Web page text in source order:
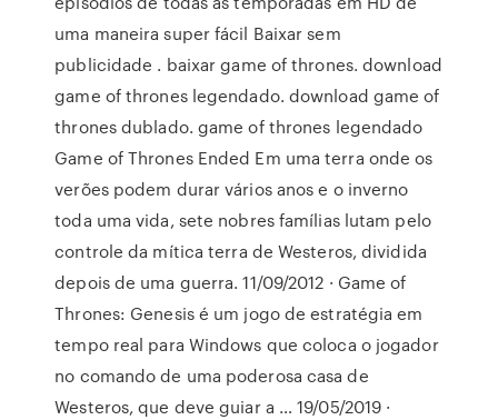
uma maneira super fácil Baixar sem
publicidade . baixar game of thrones. download
game of thrones legendado. download game of
thrones dublado. game of thrones legendado
Game of Thrones Ended Em uma terra onde os
verões podem durar vários anos e o inverno
toda uma vida, sete nobres famílias lutam pelo
controle da mítica terra de Westeros, dividida
depois de uma guerra. 11/09/2012 · Game of
Thrones: Genesis é um jogo de estratégia em
tempo real para Windows que coloca o jogador
no comando de uma poderosa casa de
Westeros, que deve guiar a … 19/05/2019 ·